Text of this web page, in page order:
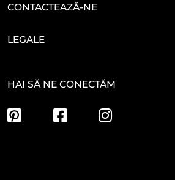
CONTACTEAZĂ-NE
LEGALE
HAI SĂ NE CONECTĂM